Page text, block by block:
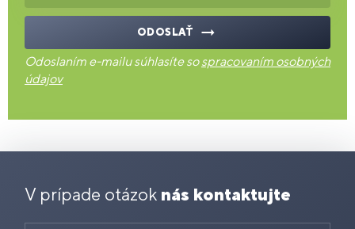
ODOSLAŤ
Odoslaním e-mailu súhlasíte sospracovaním osobných
údajov
V prípade otázok nás kontaktujte